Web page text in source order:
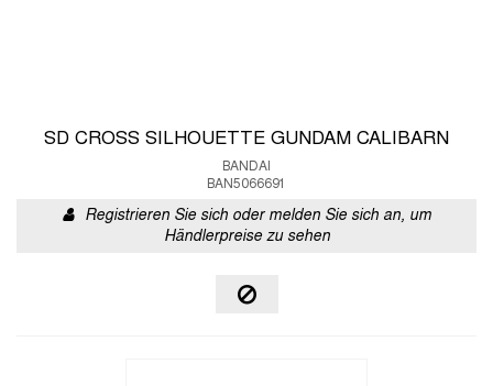
SD CROSS SILHOUETTE GUNDAM CALIBARN
BANDAI
BAN5066691
Registrieren Sie sich oder melden Sie sich an, um
Händlerpreise zu sehen